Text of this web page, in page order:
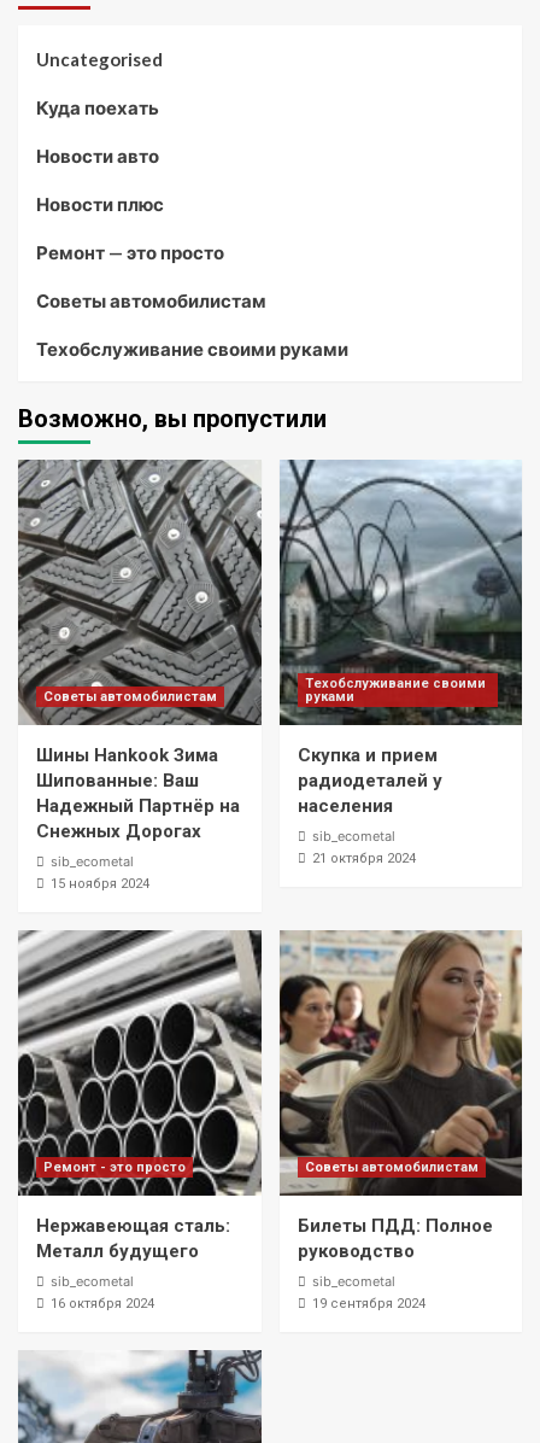
Uncategorised
Куда поехать
Новости авто
Новости плюс
Ремонт — это просто
Советы автомобилистам
Техобслуживание своими руками
Возможно, вы пропустили
Советы автомобилистам
Шины Hankook Зима
Шипованные: Ваш
Надежный Партнёр на
Снежных Дорогах
sib_ecometal
15 ноября 2024
Техобслуживание своими
руками
Скупка и прием
радиодеталей у
населения
sib_ecometal
21 октября 2024
Ремонт - это просто
Нержавеющая сталь:
Металл будущего
sib_ecometal
16 октября 2024
Советы автомобилистам
Билеты ПДД: Полное
руководство
sib_ecometal
19 сентября 2024